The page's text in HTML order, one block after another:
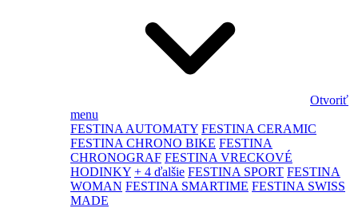
Otvoriť
menu
FESTINA AUTOMATY FESTINA CERAMIC
FESTINA CHRONO BIKE FESTINA
CHRONOGRAF FESTINA VRECKOVÉ
HODINKY + 4 ďalšie FESTINA SPORT FESTINA
WOMAN FESTINA SMARTIME FESTINA SWISS
MADE